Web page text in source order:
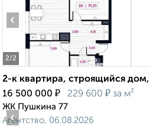
2/2
‹
2-к квартира, строящийся
16 500 000 ₽ 229 600 ₽ за м²
ЖК Пушкина 77
Агентство, 06.08.2026
‹